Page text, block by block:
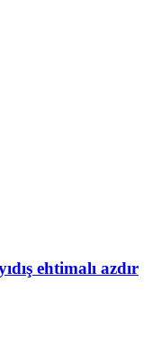
ehtimalı azdır